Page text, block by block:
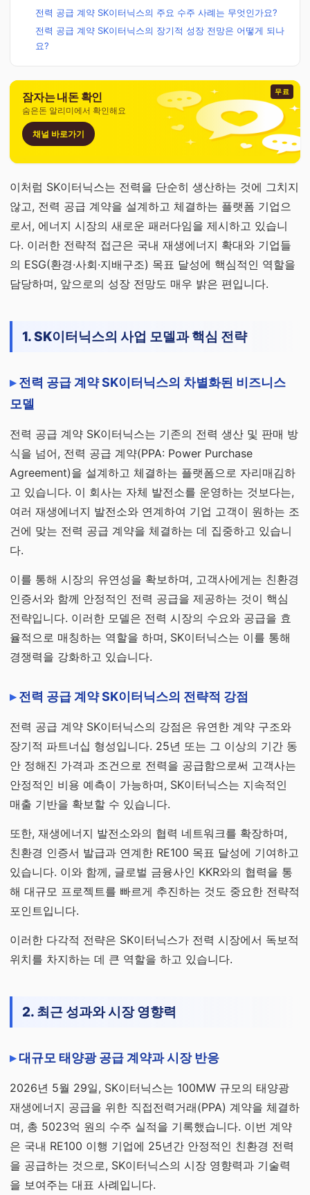
전력 공급 계약 SK이터닉스의 주요 수주 사례는 무엇인가요?
전력 공급 계약 SK이터닉스의 장기적 성장 전망은 어떻게 되나
요?
무료
잠자는 내돈 확인
숨은돈 알리미에서 확인해요
채널 바로가기
이처럼 SK이터닉스는 전력을 단순히 생산하는 것에 그치지
않고, 전력 공급 계약을 설계하고 체결하는 플랫폼 기업으
로서, 에너지 시장의 새로운 패러다임을 제시하고 있습니
다. 이러한 전략적 접근은 국내 재생에너지 확대와 기업들
의 ESG(환경·사회·지배구조) 목표 달성에 핵심적인 역할을
담당하며, 앞으로의 성장 전망도 매우 밝은 편입니다.
1. SK이터닉스의 사업 모델과 핵심 전략
전력 공급 계약 SK이터닉스의 차별화된 비즈니스
모델
전력 공급 계약 SK이터닉스는 기존의 전력 생산 및 판매 방
식을 넘어, 전력 공급 계약(PPA: Power Purchase
Agreement)을 설계하고 체결하는 플랫폼으로 자리매김하
고 있습니다. 이 회사는 자체 발전소를 운영하는 것보다는,
여러 재생에너지 발전소와 연계하여 기업 고객이 원하는 조
건에 맞는 전력 공급 계약을 체결하는 데 집중하고 있습니
다.
이를 통해 시장의 유연성을 확보하며, 고객사에게는 친환경
인증서와 함께 안정적인 전력 공급을 제공하는 것이 핵심
전략입니다. 이러한 모델은 전력 시장의 수요와 공급을 효
율적으로 매칭하는 역할을 하며, SK이터닉스는 이를 통해
경쟁력을 강화하고 있습니다.
전력 공급 계약 SK이터닉스의 전략적 강점
전력 공급 계약 SK이터닉스의 강점은 유연한 계약 구조와
장기적 파트너십 형성입니다. 25년 또는 그 이상의 기간 동
안 정해진 가격과 조건으로 전력을 공급함으로써 고객사는
안정적인 비용 예측이 가능하며, SK이터닉스는 지속적인
매출 기반을 확보할 수 있습니다.
또한, 재생에너지 발전소와의 협력 네트워크를 확장하며,
친환경 인증서 발급과 연계한 RE100 목표 달성에 기여하고
있습니다. 이와 함께, 글로벌 금융사인 KKR와의 협력을 통
해 대규모 프로젝트를 빠르게 추진하는 것도 중요한 전략적
포인트입니다.
이러한 다각적 전략은 SK이터닉스가 전력 시장에서 독보적
위치를 차지하는 데 큰 역할을 하고 있습니다.
2. 최근 성과와 시장 영향력
대규모 태양광 공급 계약과 시장 반응
2026년 5월 29일, SK이터닉스는 100MW 규모의 태양광
재생에너지 공급을 위한 직접전력거래(PPA) 계약을 체결하
며, 총 5023억 원의 수주 실적을 기록했습니다. 이번 계약
은 국내 RE100 이행 기업에 25년간 안정적인 친환경 전력
을 공급하는 것으로, SK이터닉스의 시장 영향력과 기술력
을 보여주는 대표 사례입니다.